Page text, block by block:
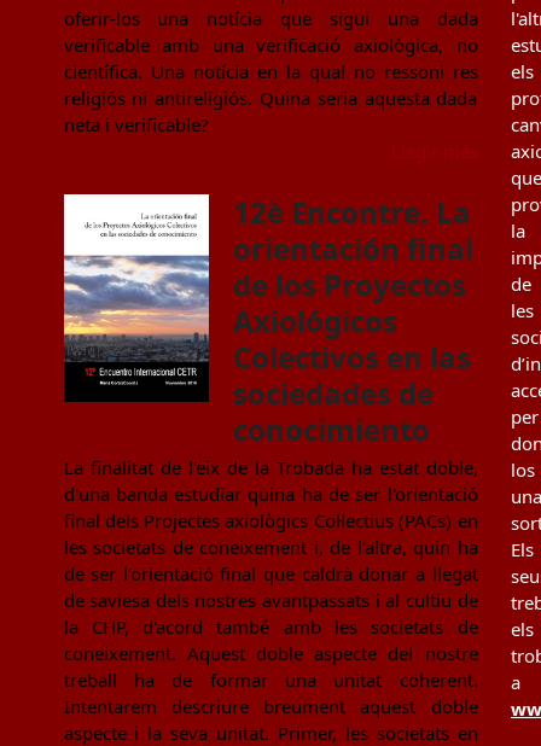
oferir-los una notícia que sigui una dada
verificable amb una verificació axiològica, no
científica. Una notícia en la qual no ressoni res
religiós ni antireligiós. Quina seria aquesta dada
neta i verificable?
12è Encontre. La
orientación final
de los Proyectos
Axiológicos
Colectivos en las
sociedades de
conocimiento
La finalitat de l'eix de la Trobada ha estat doble,
d'una banda estudiar quina ha de ser l'orientació
final dels Projectes axiològics Col·lectius (PACs) en
les societats de coneixement i, de l'altra, quin ha
de ser l'orientació final que caldrà donar a llegat
de saviesa dels nostres avantpassats i al cultiu de
la CHP, d'acord també amb les societats de
coneixement. Aquest doble aspecte del nostre
treball ha de formar una unitat coherent.
Intentarem descriure breument aquest doble
aspecte i la seva unitat. Primer, les societats en
els
que
la
de
les
per
los
una
Els
els
a